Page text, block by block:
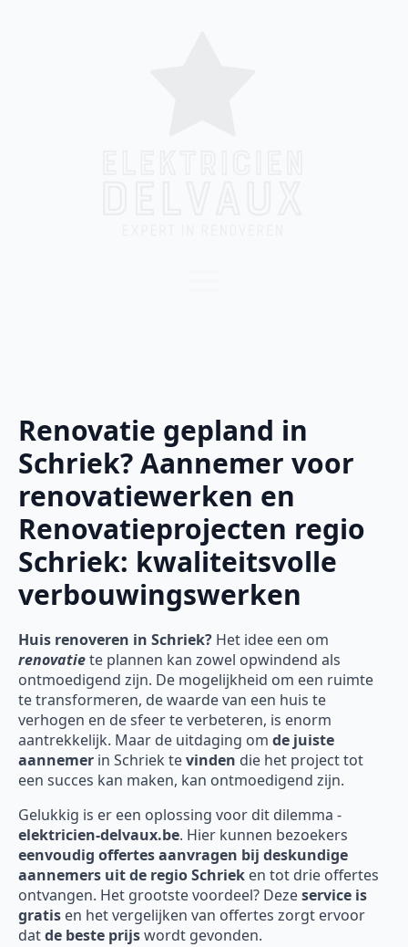
Renovatie gepland in
Schriek? Aannemer voor
renovatiewerken en
Renovatieprojecten regio
Schriek: kwaliteitsvolle
verbouwingswerken
Huis renoveren in Schriek? Het idee een om
renovatiete plannen kan zowel opwindend als
ontmoedigend zijn. De mogelijkheid om een ruimte
te transformeren, de waarde van een huis te
verhogen en de sfeer te verbeteren, is enorm
aantrekkelijk. Maar de uitdaging om de juiste
aannemer in Schriek tevinden die het project tot
een succes kan maken, kan ontmoedigend zijn.
Gelukkig is er een oplossing voor dit dilemma -
elektricien-delvaux.be. Hier kunnen bezoekers
eenvoudig offertes aanvragen bij deskundige
aannemers uit de regio Schriek en tot drie offertes
ontvangen. Het grootste voordeel? Dezeservice is
gratis en het vergelijken van offertes zorgt ervoor
datde beste prijswordt gevonden.